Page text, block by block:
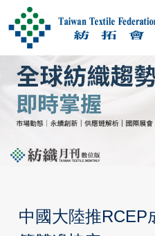
中國大陸推RCEP